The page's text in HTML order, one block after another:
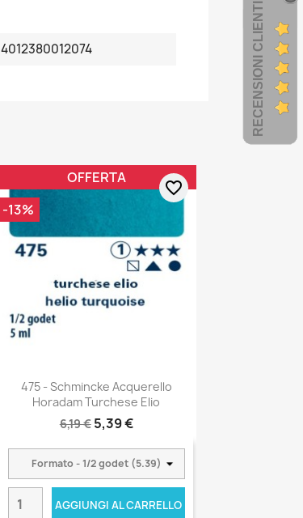
4012380012074
475 - Schmincke Acquerello
Horadam Turchese Elio
6,19 € 5,39 €
AGGIUNGI AL CARRELLO
OFFERTA
-13%
favorite_border
RECENSIONI CLIENTI